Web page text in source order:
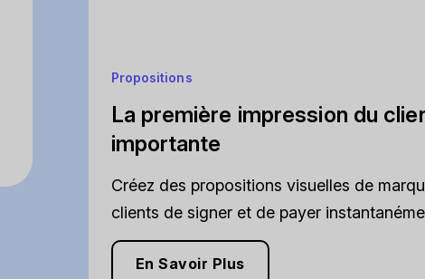
Propositions
La première impression du
importante
Créez des propositions visuelles de
clients de signer et de payer
En Savoir Plus